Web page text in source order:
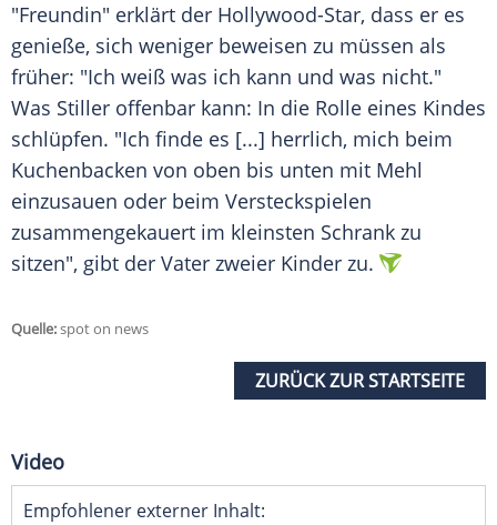
"Freundin" erklärt der Hollywood-Star, dass er es
genieße, sich weniger beweisen zu müssen als
früher: "Ich weiß was ich kann und was nicht."
Was Stiller offenbar kann: In die Rolle eines Kindes
schlüpfen. "Ich finde es [...] herrlich, mich beim
Kuchenbacken von oben bis unten mit Mehl
einzusauen oder beim Versteckspielen
zusammengekauert im kleinsten Schrank zu
sitzen", gibt der Vater zweier Kinder zu.
Quelle:spot on news
ZURÜCK ZUR STARTSEITE
Video
Empfohlener externer Inhalt: